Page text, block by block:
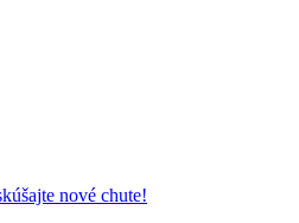
nové chute!